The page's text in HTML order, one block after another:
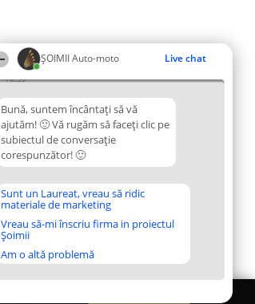
ȘOIMII Auto-moto Live chat
16:59
Bună, suntem încântați să vă
ajutăm! 🙂 Vă rugăm să faceți clic pe
subiectul de conversație
corespunzător! 🙂
Sunt un Laureat, vreau să ridic
materiale de marketing
Vreau să-mi înscriu firma in proiectul
Șoimii
Am o altă problemă